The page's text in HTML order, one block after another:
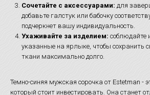
Сочетайте с аксессуарами:для
добавьте галстук или бабочку
подчеркнет вашу индивидуальность.
Ухаживайте за изделием: соблюдайте
указанные на ярлыке, чтобы сохранить
ткани максимально долго.
Темно-синяя мужская сорочка от Estetman -
который стоит инвестировать. Она станет